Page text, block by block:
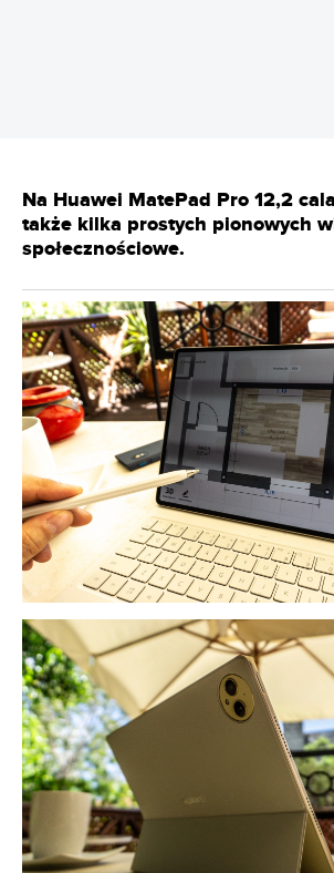
Na Huawei MatePad Pro 12,2
także kilka prostych pionowych
społecznościowe.